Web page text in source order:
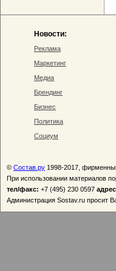
Новости:
Реклама
Маркетинг
Медиа
Брендинг
Бизнес
Политика
Социум
© Состав.ру 1998-2017,
При использовании материалов
тел/факс: +7 (495) 230 0597
Администрация Sostav.ru просит